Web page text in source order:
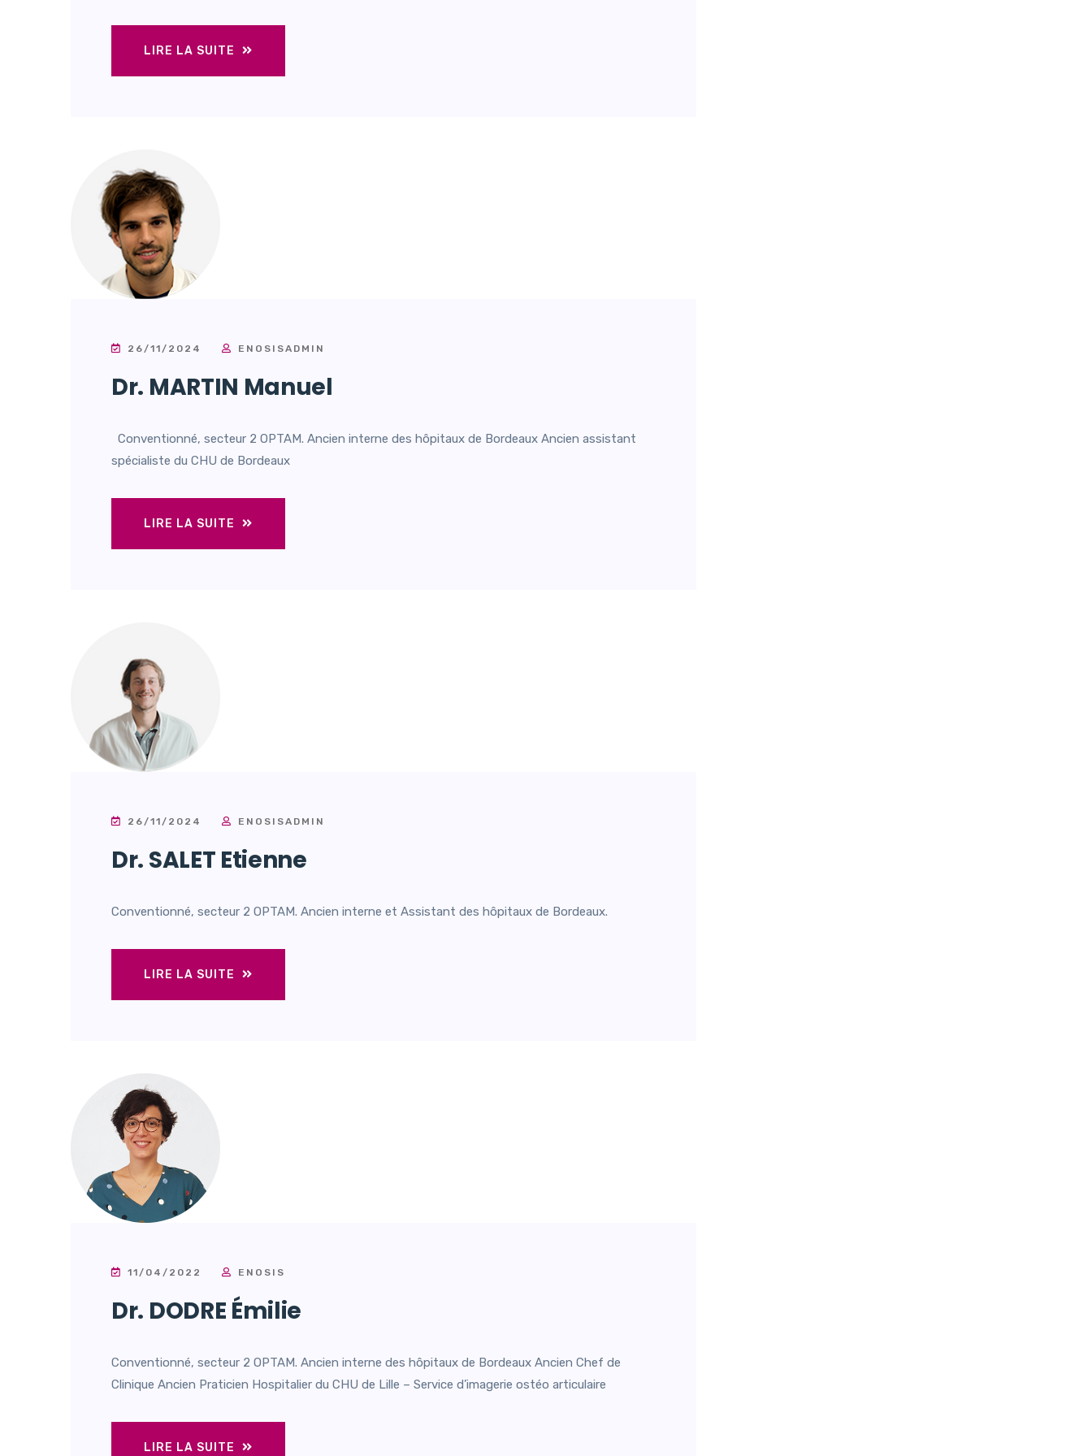
LIRE LA SUITE
26/11/2024 ENOSISADMIN
Dr. MARTIN Manuel
Conventionné, secteur 2 OPTAM. Ancien interne des hôpitaux de Bordeaux Ancien assistant
spécialiste du CHU de Bordeaux
LIRE LA SUITE
26/11/2024 ENOSISADMIN
Dr. SALET Etienne
Conventionné, secteur 2 OPTAM. Ancien interne et Assistant des hôpitaux de Bordeaux.
LIRE LA SUITE
11/04/2022 ENOSIS
Dr. DODRE Émilie
Conventionné, secteur 2 OPTAM. Ancien interne des hôpitaux de Bordeaux Ancien Chef de
Clinique Ancien Praticien Hospitalier du CHU de Lille – Service d’imagerie ostéo articulaire
LIRE LA SUITE